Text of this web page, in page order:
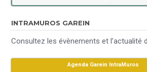
INTRAMUROS GAREIN
Consultez les évènements et l’actualité
Agenda Garein IntraMuros